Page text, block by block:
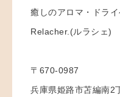
癒しのアロマ・ドラ
Relacher.(ルラシェ)
〒670-0987
兵庫県姫路市苫編南2